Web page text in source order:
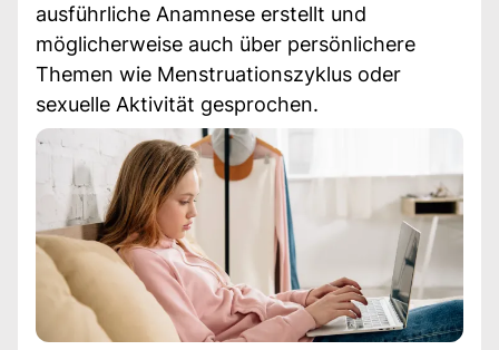
ausführliche Anamnese erstellt und
möglicherweise auch über persönlichere
Themen wie Menstruationszyklus oder
sexuelle Aktivität gesprochen.